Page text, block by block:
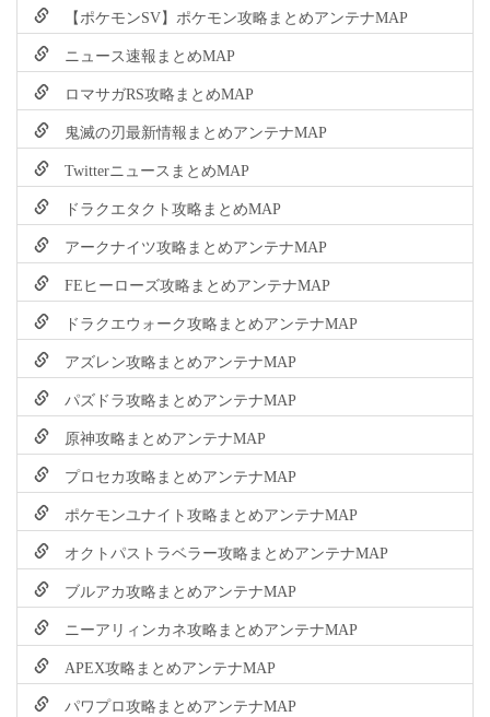
【ポケモンSV】ポケモン攻略まとめアンテナMAP
ニュース速報まとめMAP
ロマサガRS攻略まとめMAP
鬼滅の刃最新情報まとめアンテナMAP
TwitterニュースまとめMAP
ドラクエタクト攻略まとめMAP
アークナイツ攻略まとめアンテナMAP
FEヒーローズ攻略まとめアンテナMAP
ドラクエウォーク攻略まとめアンテナMAP
アズレン攻略まとめアンテナMAP
パズドラ攻略まとめアンテナMAP
原神攻略まとめアンテナMAP
プロセカ攻略まとめアンテナMAP
ポケモンユナイト攻略まとめアンテナMAP
オクトパストラベラー攻略まとめアンテナMAP
ブルアカ攻略まとめアンテナMAP
ニーアリィンカネ攻略まとめアンテナMAP
APEX攻略まとめアンテナMAP
パワプロ攻略まとめアンテナMAP